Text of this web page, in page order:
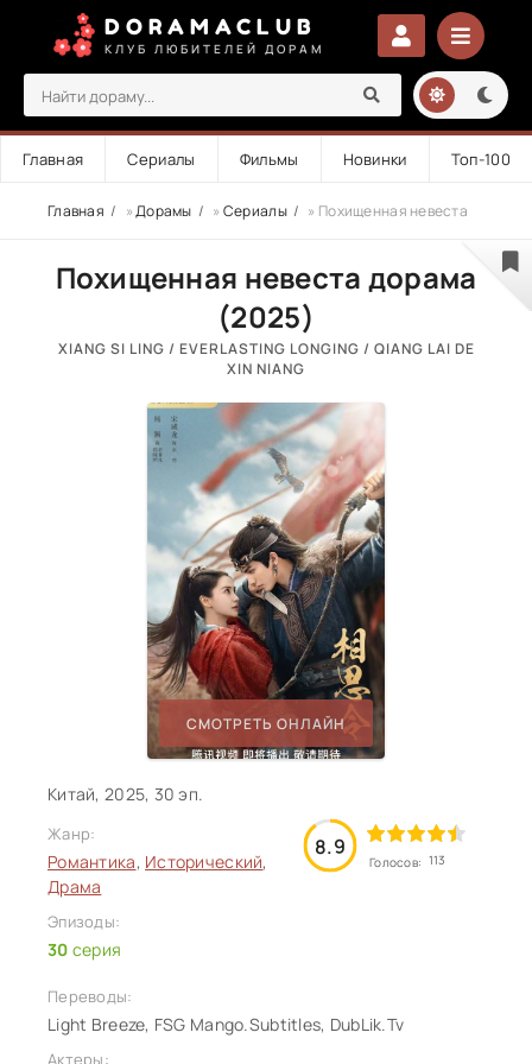
DORAMACLUB
КЛУБ ЛЮБИТЕЛЕЙ ДОРАМ
Главная Сериалы Фильмы Новинки Топ-100
Главная »Дорамы » Сериалы » Похищенная невеста
Похищенная невеста дорама
(2025)
XIANG SI LING / EVERLASTING LONGING / QIANG LAI DE
XIN NIANG
СМОТРЕТЬ ОНЛАЙН
Китай, 2025, 30 эп.
Жанр:
Романтика, Исторический,
Драма
Эпизоды:
30 серия
8.9
Голосов: 113
Переводы:
Light Breeze, FSG Mango.Subtitles, DubLik.Tv
Актеры: